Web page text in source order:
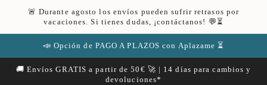
directamente
al contenido
🚨 Durante agosto los envíos pueden sufrir retrasos por
vacaciones. Si tienes dudas, ¡contáctanos! 💬⏳
📣 Opción de PAGO A PLAZOS con Aplazame ⏳
🚚 Envíos GRATIS a partir de 50€ 🚀 | 14 días para cambios y
devoluciones*